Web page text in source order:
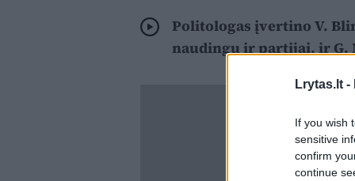
Lrytas.lt -
If you wish
sensitive
confirm
continue
Politologas įvertino V.
naudingu ir partijai, ir G.